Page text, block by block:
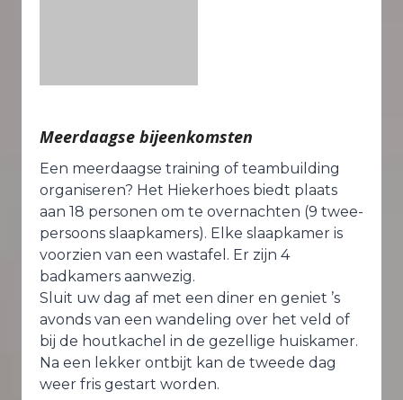
Meerdaagse bijeenkomsten
Een meerdaagse training of teambuilding
organiseren? Het Hiekerhoes biedt plaats
aan 18 personen om te overnachten (9 twee-
persoons slaapkamers). Elke slaapkamer is
voorzien van een wastafel. Er zijn 4
badkamers aanwezig.
Sluit uw dag af met een diner en geniet ’s
avonds van een wandeling over het veld of
bij de houtkachel in de gezellige huiskamer.
Na een lekker ontbijt kan de tweede dag
weer fris gestart worden.